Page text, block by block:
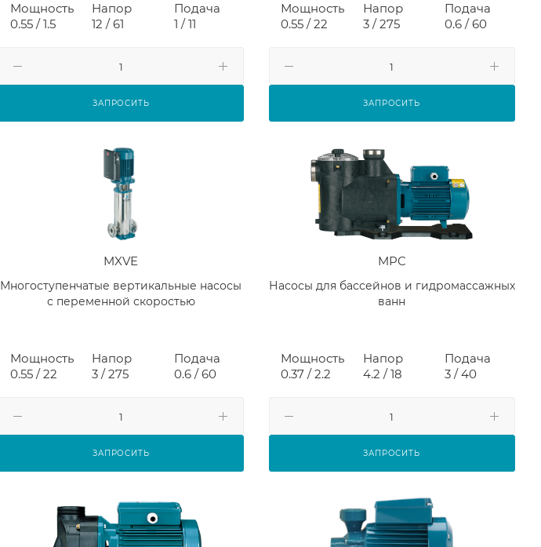
Мощность
0.55 / 1.5
Напор
12 / 61
Подача
1 / 11
ЗАПРОСИТЬ
Мощность
0.55 / 22
Напор
3 / 275
Подача
0.6 / 60
ЗАПРОСИТЬ
MXVE
Многоступенчатые вертикальные насосы
с переменной скоростью
Мощность
0.55 / 22
Напор
3 / 275
Подача
0.6 / 60
ЗАПРОСИТЬ
MPC
Насосы для бассейнов и гидромассажных
ванн
Мощность
0.37 / 2.2
Напор
4.2 / 18
Подача
3 / 40
ЗАПРОСИТЬ